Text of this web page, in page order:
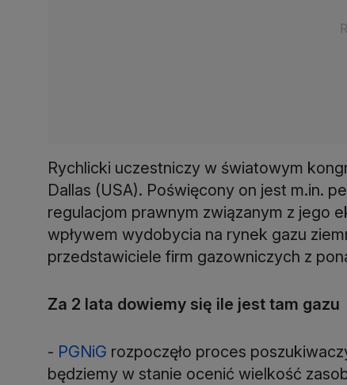
Rychlicki uczestniczy w światowym
Dallas (USA). Poświęcony on jest m.in.
regulacjom prawnym związanym z jego
wpływem wydobycia na rynek gazu
przedstawiciele firm gazowniczych z
Za 2 lata dowiemy się ile jest tam gazu
- PGNiG rozpoczęło proces
będziemy w stanie ocenić wielkość